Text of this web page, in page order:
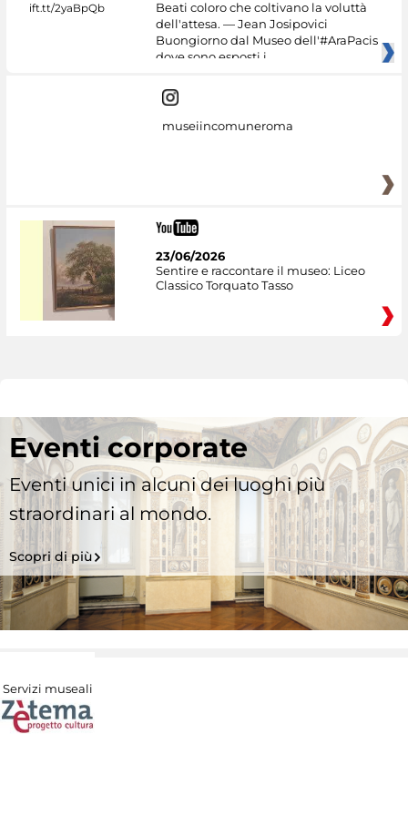
Beati coloro che coltivano la voluttà
dell'attesa. — Jean Josipovici
Buongiorno dal Museo dell'#AraPacis
dove sono esposti i
museiincomuneroma
23/06/2026
Sentire e raccontare il museo: Liceo
Classico Torquato Tasso
Eventi corporate
Eventi unici in alcuni dei luoghi più
straordinari al mondo.
Scopri di più
Servizi museali